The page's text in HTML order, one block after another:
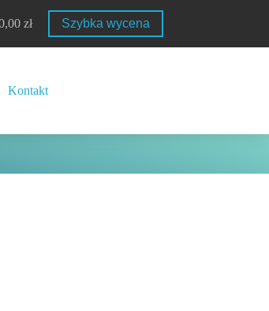
zł Szybka wycena
Kontakt